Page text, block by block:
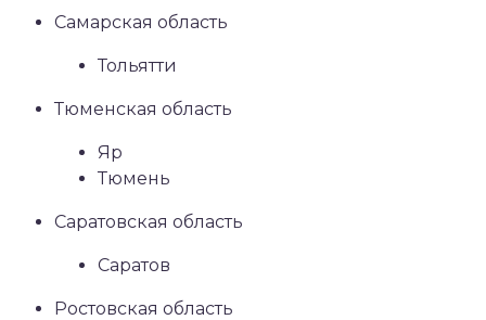
Самарская область
Тольятти
Тюменская область
Яр
Тюмень
Саратовская область
Саратов
Ростовская область